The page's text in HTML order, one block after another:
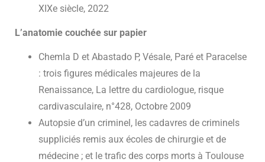
XIXe siècle, 2022
L’anatomie couchée sur papier
Chemla D et Abastado P, Vésale, Paré et Paracelse
: trois figures médicales majeures de la
Renaissance, La lettre du cardiologue, risque
cardivasculaire, n°428, Octobre 2009
Autopsie d’un criminel, les cadavres de criminels
suppliciés remis aux écoles de chirurgie et de
médecine ; et le trafic des corps morts à Toulouse